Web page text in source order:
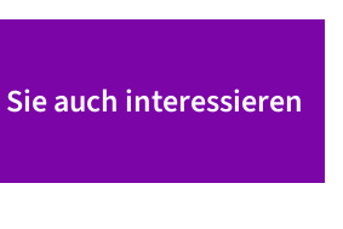
auch interessieren